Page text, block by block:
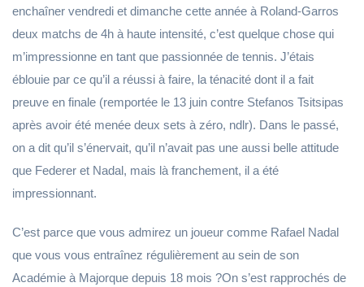
enchaîner vendredi et dimanche cette année à Roland-Garros
deux matchs de 4h à haute intensité, c’est quelque chose qui
m’impressionne en tant que passionnée de tennis. J’étais
éblouie par ce qu’il a réussi à faire, la ténacité dont il a fait
preuve en finale (remportée le 13 juin contre Stefanos Tsitsipas
après avoir été menée deux sets à zéro, ndlr). Dans le passé,
on a dit qu’il s’énervait, qu’il n’avait pas une aussi belle attitude
que Federer et Nadal, mais là franchement, il a été
impressionnant.
C’est parce que vous admirez un joueur comme Rafael Nadal
que vous vous entraînez régulièrement au sein de son
Académie à Majorque depuis 18 mois ?On s’est rapprochés de